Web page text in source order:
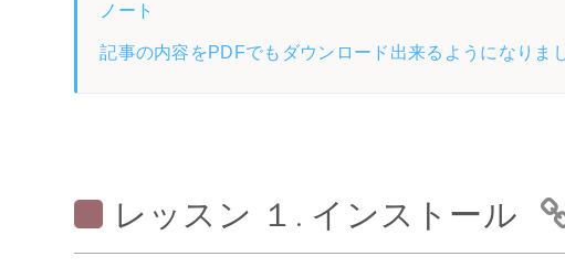
ノート
記事の内容をPDFでもダウンロード出来るようになりま
レッスン １. インストール